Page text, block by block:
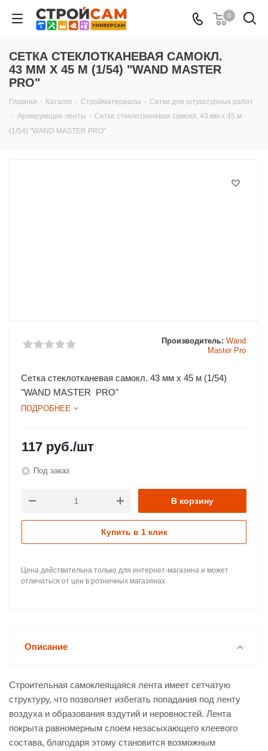
0
СЕТКА СТЕКЛОТКАНЕВАЯ САМОКЛ.
43 ММ Х 45 М (1/54) "WAND MASTER
PRO"
Главная - Каталог - Стройматериалы - Сетки для штукатурных работ
- Армирующие ленты - Сетка стеклотканевая самокл. 43 мм х 45 м
(1/54) "WAND MASTER PRO"
Производитель: Wand
Master Pro
Сетка стеклотканевая самокл. 43 мм х 45 м (1/54)
"WAND MASTER PRO"
ПОДРОБНЕЕ
117 руб./шт
Под заказ
В корзину
Купить в 1 клик
Цена действительна только для интернет-магазина и может
отличаться от цен в розничных магазинах
Описание
Строительная самоклеящаяся лента имеет сетчатую
структуру, что позволяет избегать попадания под ленту
воздуха и образования вздутий и неровностей. Лента
покрыта равномерным слоем незасыхающего клеевого
состава, благодаря этому становится возможным